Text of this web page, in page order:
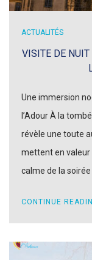
ACTUALITÉS
VISITE DE NUIT
Une immersion
l’Adour À la
révèle une toute
mettent en valeur
calme de la soirée
CONTINUE